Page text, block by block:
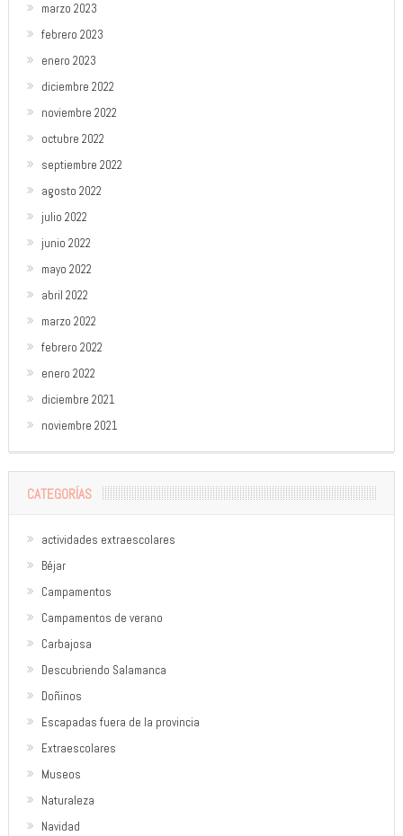
marzo 2023
febrero 2023
enero 2023
diciembre 2022
noviembre 2022
octubre 2022
septiembre 2022
agosto 2022
julio 2022
junio 2022
mayo 2022
abril 2022
marzo 2022
febrero 2022
enero 2022
diciembre 2021
noviembre 2021
CATEGORÍAS
actividades extraescolares
Béjar
Campamentos
Campamentos de verano
Carbajosa
Descubriendo Salamanca
Doñinos
Escapadas fuera de la provincia
Extraescolares
Museos
Naturaleza
Navidad